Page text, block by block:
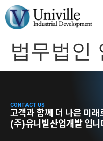
법무법인
CONTACT US
고객과 함께 더 나은 미래
(주)유니빌산업개발 입니